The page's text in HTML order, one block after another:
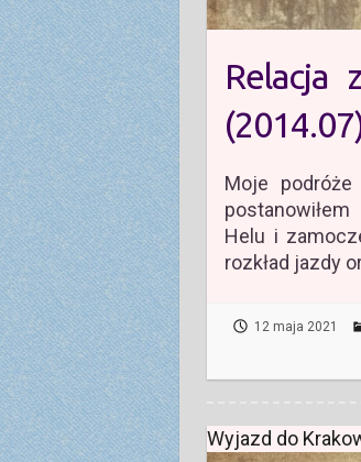
Relacja
Moje
Helu i
rozkład jazdy
12 maja 2021
Wyjazd do